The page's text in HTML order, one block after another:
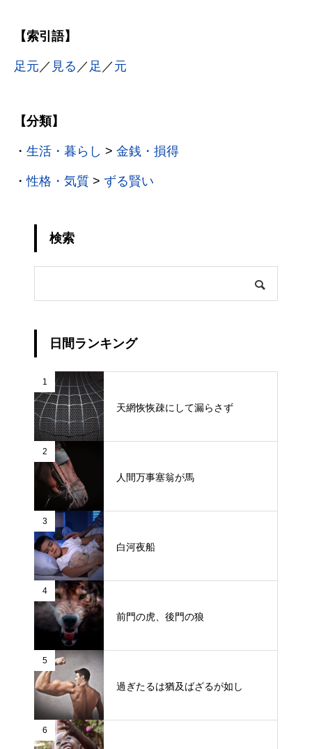
【索引語】
足元 ／ 見る ／ 足 ／ 元
【分類】
・ 生活・暮らし > 金銭・損得
・性格・気質 > ずる賢い
検索
日間ランキング
1
天網恢恢疎にして漏らさず
2
人間万事塞翁が馬
3
白河夜船
4
前門の虎、後門の狼
5
過ぎたるは猶及ばざるが如し
6